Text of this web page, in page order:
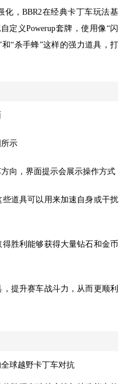
化，BBR2在经典卡丁车玩法基
定义Powerup套牌，使用像“闪
“杀手蜂”这样的强力道具，打
示
向，界面提示会展示操作方式
道具可以用来加速自身或干扰
胜利能够获得大量钻石和金币
提升赛车战斗力，从而更顺利
球越野卡丁车对抗